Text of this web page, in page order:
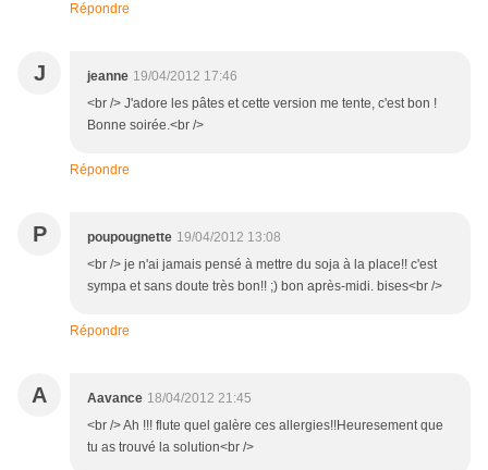
Répondre
J jeanne 19/04/2012 17:46
<br /> J'adore les pâtes et cette version me tente, c'est bon !
Bonne soirée.<br />
Répondre
P poupougnette 19/04/2012 13:08
<br /> je n'ai jamais pensé à mettre du soja à la place!! c'est
sympa et sans doute très bon!! ;) bon après-midi. bises<br />
Répondre
A Aavance 18/04/2012 21:45
<br /> Ah !!! flute quel galère ces allergies!!Heuresement que
tu as trouvé la solution<br />